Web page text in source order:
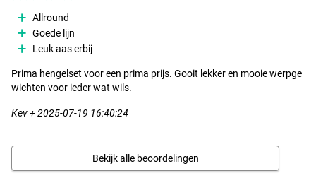
Ultimate Cast Control
- Druppelreel
- Slinger: links
- Overbrenging: 7.0:1
- Kogellagers: 7+1
- Optimale afgifte en verdeling van de lijn
- Compact, sterk en veelzijdig
Allround
Goede lijn
Leuk aas erbij
Prima hengelset voor een prima prijs. Gooit lekker en mooie werpge
wichten voor ieder wat wils.
Kev + 2025-07-19 16:40:24
Bekijk alle beoordelingen